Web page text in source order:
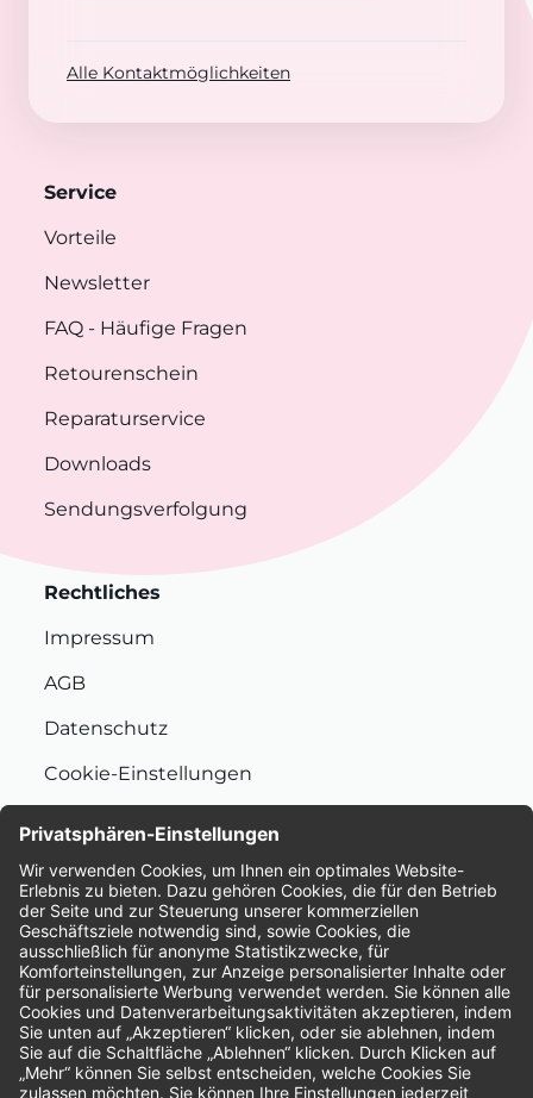
Alle Kontaktmöglichkeiten
Service
Vorteile
Newsletter
FAQ - Häufige Fragen
Retourenschein
Reparaturservice
Downloads
Sendungsverfolgung
Rechtliches
Impressum
AGB
Datenschutz
Cookie-Einstellungen
Bewertungen